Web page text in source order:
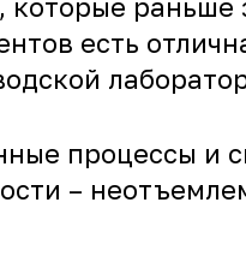
есть
процессы и
–